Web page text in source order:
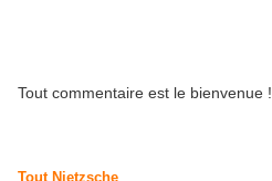
Tout commentaire est le bienvenue !
Tout Nietzsche